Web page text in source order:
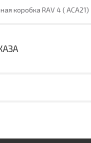
коробка RAV 4 ( ACA21)